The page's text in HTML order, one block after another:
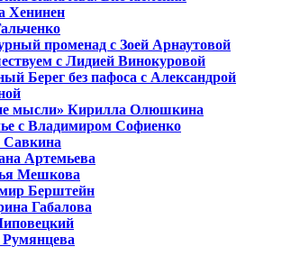
Хенинен
променад с Зоей Арнаутовой
с Лидией Винокуровой
Берег без пафоса с Александрой
мысли» Кирилла Олюшкина
с Владимиром Софиенко
Артемьева
Мешкова
Берштейн
Габалова